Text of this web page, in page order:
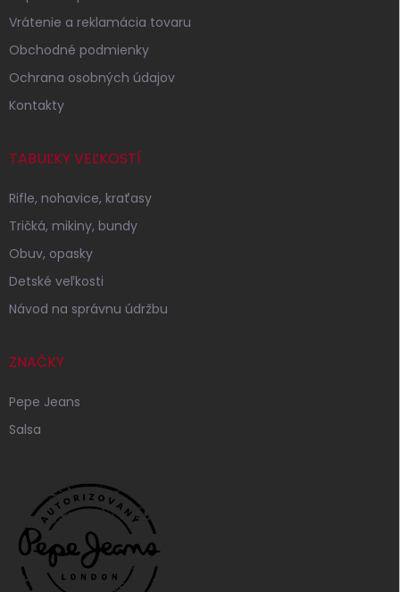
Vrátenie a reklamácia tovaru
Obchodné podmienky
Ochrana osobných údajov
Kontakty
TABUĽKY VEĽKOSTÍ
Rifle, nohavice, kraťasy
Tričká, mikiny, bundy
Obuv, opasky
Detské veľkosti
Návod na správnu údržbu
ZNAČKY
Pepe Jeans
Salsa